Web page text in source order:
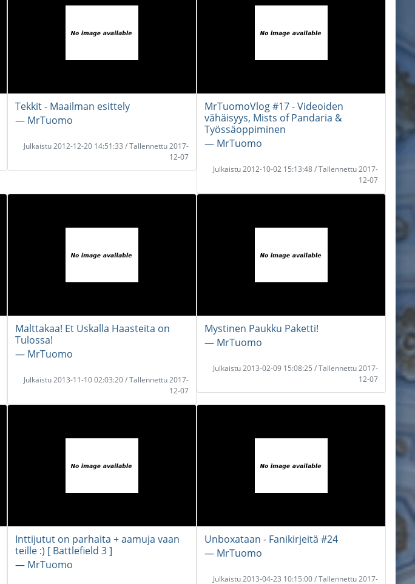
Tekkit - Maailman esittely
― MrTuomo
Julkaistu 2012-12-20 14:51:33 / Tallennettu 2017-
12-07
MrTuomoVlog #17 - Videoiden
vähäisyys, Mists of Pandaria &
Työssäoppiminen
― MrTuomo
Julkaistu 2012-10-02 15:13:48 / Tallennettu 2017-
12-07
Malttakaa! Et Uskalla Haasteita on
Tulossa!
― MrTuomo
Julkaistu 2013-11-10 02:03:20 / Tallennettu 2017-
12-07
Mystinen Paukku Paketti!
― MrTuomo
Julkaistu 2013-02-09 15:08:25 / Tallennettu 2017-
12-07
Inttijutut on parhaita + aamuja vaan
teille :) [ Battlefield 3 ]
― MrTuomo
Unboxataan - Fanikirjeitä #24
― MrTuomo
Julkaistu 2013-04-23 10:15:00 / Tallennettu 2017-